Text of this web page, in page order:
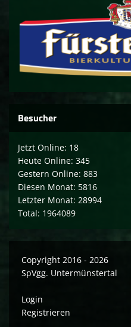
Besucher
Jetzt Online: 18
Heute Online: 345
Gestern Online: 883
Diesen Monat: 5816
Letzter Monat: 28994
Total: 1964089
Copyright 2016 - 2026
SpVgg. Untermünstertal
Login
Registrieren